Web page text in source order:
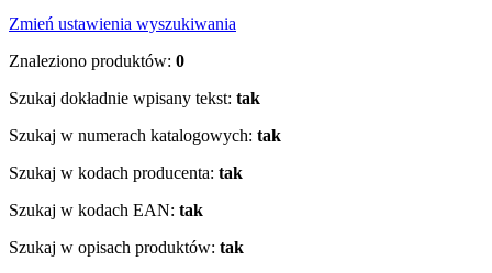
Zmień ustawienia wyszukiwania
Znaleziono produktów: 0
Szukaj dokładnie wpisany tekst: tak
Szukaj w numerach katalogowych: tak
Szukaj w kodach producenta: tak
Szukaj w kodach EAN: tak
Szukaj w opisach produktów: tak